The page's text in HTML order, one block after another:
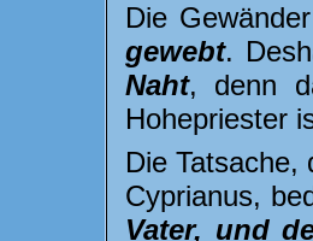
Die
gewebt.
Naht, denn
Hohepriester
Die Tatsache,
Cyprianus,
Vater, und